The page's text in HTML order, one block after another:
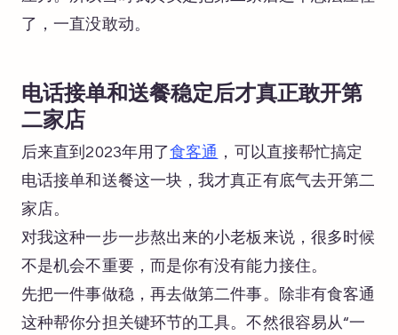
了，一直没敢动。
电话接单和送餐稳定后才真正敢开第
二家店
后来直到2023年用了食客通 ，可以直接帮忙搞定
电话接单和送餐这一块，我才真正有底气去开第二
家店。
对我这种一步一步熬出来的小老板来说，很多时候
不是机会不重要，而是你有没有能力接住。
先把一件事做稳，再去做第二件事。除非有食客通
这种帮你分担关键环节的工具。不然很容易从“一